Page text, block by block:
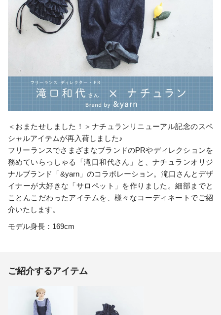
＜おまたせしました！＞ナチュランリニューアル記念のスペ
シャルアイテムが再入荷しました♪
フリーランスでさまざまなブランドのPRやディレクションを
務めていらっしゃる「滝口和代さん」と、ナチュランオリジ
ナルブランド「&yarn」のコラボレーション。滝口さんとデザ
イナーが大好きな「サロペット」を作りました。細部までと
ことんこだわったアイテムを、様々なコーディネートでご紹
介いたします。
モデル身長：169cm
ご紹介するアイテム